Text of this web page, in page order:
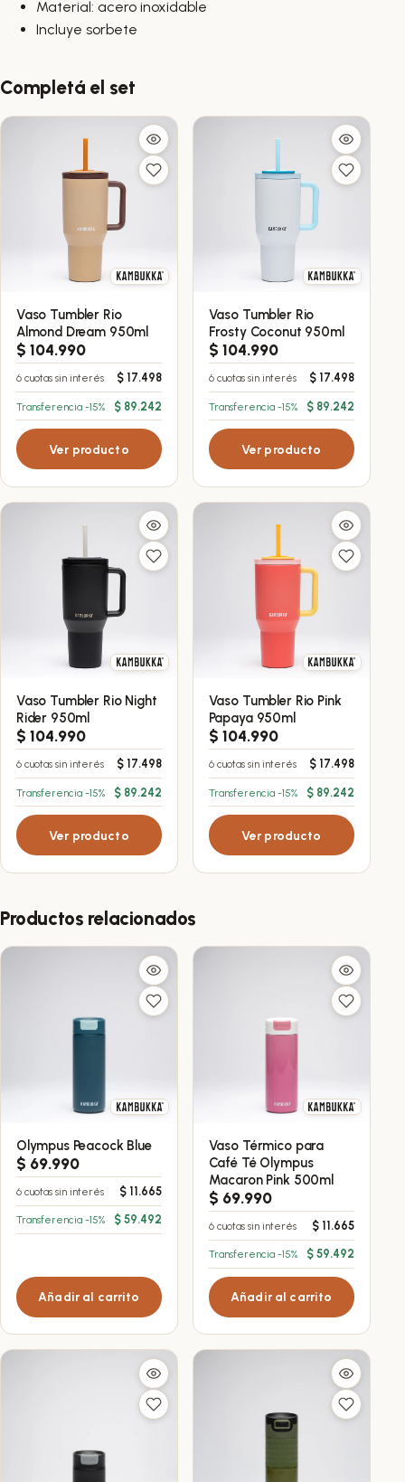
Material: acero inoxidable
Incluye sorbete
Completá el set
Vaso Tumbler Rio
Almond Dream 950ml
$ 104.990
6 cuotas sin interés $ 17.498
Transferencia -15% $ 89.242
Ver producto
Vaso Tumbler Rio
Frosty Coconut 950ml
$ 104.990
6 cuotas sin interés $17.498
Transferencia -15% $89.242
Ver producto
Vaso Tumbler Rio Night
Rider 950ml
$ 104.990
6 cuotas sin interés $ 17.498
Transferencia -15% $ 89.242
Ver producto
Vaso Tumbler Rio Pink
Papaya 950ml
$ 104.990
6 cuotas sin interés $17.498
Transferencia -15% $89.242
Ver producto
Productos relacionados
Olympus Peacock Blue
$ 69.990
6 cuotas sin interés $ 11.665
Transferencia -15% $ 59.492
Añadir al carrito
Vaso Térmico para
Café Té Olympus
Macaron Pink 500ml
$ 69.990
6 cuotas sin interés $11.665
Transferencia -15% $59.492
Añadir al carrito